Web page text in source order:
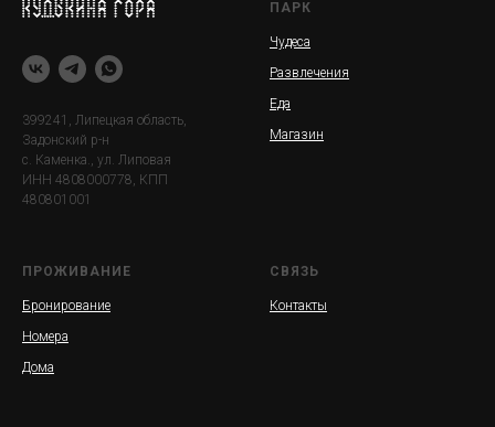
399241, Липецкая область,
Задонский р-н
с. Каменка., ул. Липовая
ИНН 4808000778, КПП
480801001
ПАРК
Чудеса
Развлечения
Еда
Магазин
ПРОЖИВАНИЕ
Бронирование
Номера
Дома
СВЯЗЬ
Контакты